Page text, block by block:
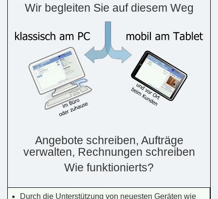
Wir begleiten Sie auf diesem Weg
Angebote schreiben, Aufträge
verwalten, Rechnungen schreiben
Wie funktionierts?
Durch die Unterstützung von neuesten Geräten wie